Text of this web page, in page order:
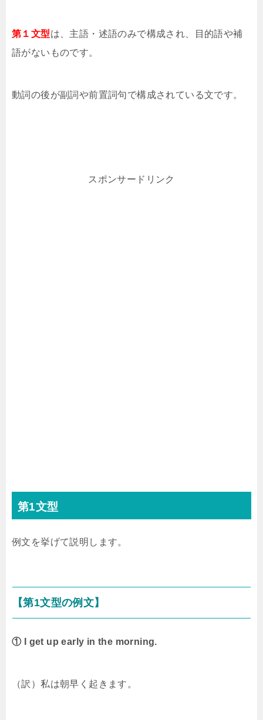
第１文型は、主語・述語のみで構成され、目的語や補
語がないものです。
動詞の後が副詞や前置詞句で構成されている文です。
スポンサードリンク
第1文型
例文を挙げて説明します。
【第1文型の例文】
① I get up early in the morning.
（訳）私は朝早く起きます。